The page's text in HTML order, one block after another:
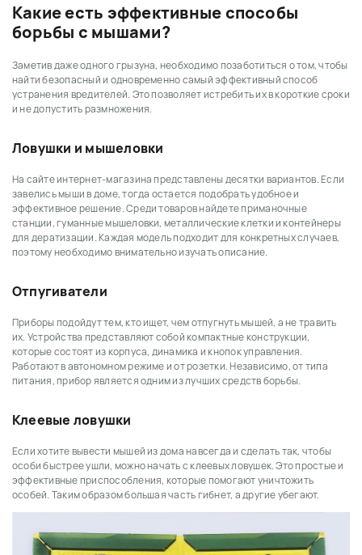
Какие есть эффективные способы
борьбы с мышами?
Заметив даже одного грызуна, необходимо позаботиться о том, чтобы
найти безопасный и одновременно самый эффективный способ
устранения вредителей. Это позволяет истребить их в короткие сроки
и не допустить размножения.
Ловушки и мышеловки
На сайте интернет-магазина представлены десятки вариантов. Если
завелись мыши в доме, тогда остается подобрать удобное и
эффективное решение. Среди товаров найдете приманочные
станции, гуманные мышеловки, металлические клетки и контейнеры
для дератизации. Каждая модель подходит для конкретных случаев,
поэтому необходимо внимательно изучать описание.
Отпугиватели
Приборы подойдут тем, кто ищет, чем отпугнуть мышей, а не травить
их. Устройства представляют собой компактные конструкции,
которые состоят из корпуса, динамика и кнопок управления.
Работают в автономном режиме и от розетки. Независимо, от типа
питания, прибор является одним из лучших средств борьбы.
Клеевые ловушки
Если хотите вывести мышей из дома навсегда и сделать так, чтобы
особи быстрее ушли, можно начать с клеевых ловушек. Это простые и
эффективные приспособления, которые помогают уничтожить
особей. Таким образом большая часть гибнет, а другие убегают.